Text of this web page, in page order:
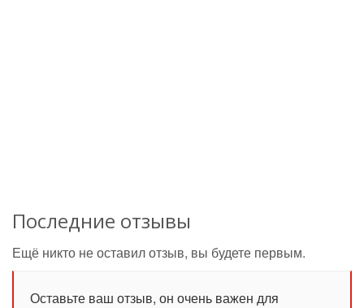
Последние отзывы
Ещё никто не оставил отзыв, вы будете первым.
Оставьте ваш отзыв, он очень важен для